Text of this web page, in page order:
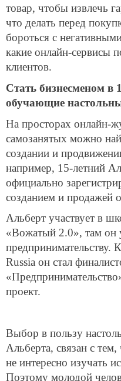
товар, чтобы извлечь
что делать перед
бороться с
какие онлайн-сервисы
клиентов.
Стать бизнесменом в
обучающие
На просторах онлайн-
самозанятых можно
создании и
например, 15-летний
официально
созданием и продажей
Альберт участвует в
«Вожатый 2.0», там он
предпринимательству.
Russia он стал
проект.
Выбор в пользу
Альберта, связан с
не интересно изучать
Поэтому молодой